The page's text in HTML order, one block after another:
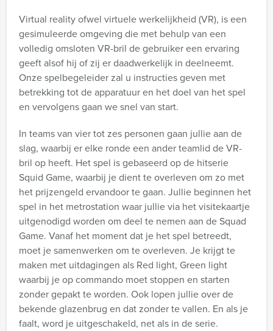
Virtual reality ofwel virtuele werkelijkheid (VR), is een
gesimuleerde omgeving die met behulp van een
volledig omsloten VR-bril de gebruiker een ervaring
geeft alsof hij of zij er daadwerkelijk in deelneemt.
Onze spelbegeleider zal u instructies geven met
betrekking tot de apparatuur en het doel van het spel
en vervolgens gaan we snel van start.
In teams van vier tot zes personen gaan jullie aan de
slag, waarbij er elke ronde een ander teamlid de VR-
bril op heeft. Het spel is gebaseerd op de hitserie
Squid Game, waarbij je dient te overleven om zo met
het prijzengeld ervandoor te gaan. Jullie beginnen het
spel in het metrostation waar jullie via het visitekaartje
uitgenodigd worden om deel te nemen aan de Squad
Game. Vanaf het moment dat je het spel betreedt,
moet je samenwerken om te overleven. Je krijgt te
maken met uitdagingen als Red light, Green light
waarbij je op commando moet stoppen en starten
zonder gepakt te worden. Ook lopen jullie over de
bekende glazenbrug en dat zonder te vallen. En als je
faalt, word je uitgeschakeld, net als in de serie.